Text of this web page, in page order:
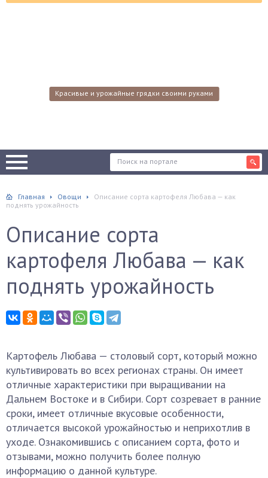
Красивые и урожайные грядки своими руками
Главная Овощи
Описание сорта картофеля Любава — как
поднять урожайность
Описание сорта
картофеля Любава — как
поднять урожайность
Картофель Любава — столовый сорт, который можно
культивировать во всех регионах страны. Он имеет
отличные характеристики при выращивании на
Дальнем Востоке и в Сибири. Сорт созревает в ранние
сроки, имеет отличные вкусовые особенности,
отличается высокой урожайностью и неприхотлив в
уходе. Ознакомившись с описанием сорта, фото и
отзывами, можно получить более полную
информацию о данной культуре.